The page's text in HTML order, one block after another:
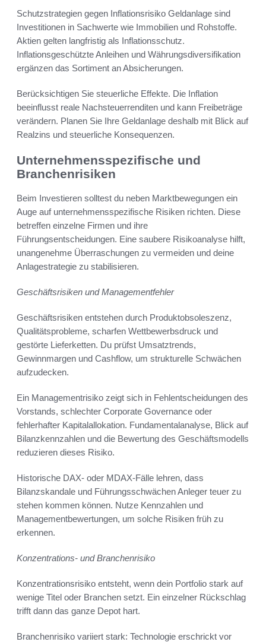
Schutzstrategien gegen Inflationsrisiko Geldanlage sind
Investitionen in Sachwerte wie Immobilien und Rohstoffe.
Aktien gelten langfristig als Inflationsschutz.
Inflationsgeschützte Anleihen und Währungsdiversifikation
ergänzen das Sortiment an Absicherungen.
Berücksichtigen Sie steuerliche Effekte. Die Inflation
beeinflusst reale Nachsteuerrenditen und kann Freibeträge
verändern. Planen Sie Ihre Geldanlage deshalb mit Blick auf
Realzins und steuerliche Konsequenzen.
Unternehmensspezifische und
Branchenrisiken
Beim Investieren solltest du neben Marktbewegungen ein
Auge auf unternehmensspezifische Risiken richten. Diese
betreffen einzelne Firmen und ihre
Führungsentscheidungen. Eine saubere Risikoanalyse hilft,
unangenehme Überraschungen zu vermeiden und deine
Anlagestrategie zu stabilisieren.
Geschäftsrisiken und Managementfehler
Geschäftsrisiken entstehen durch Produktobsoleszenz,
Qualitätsprobleme, scharfen Wettbewerbsdruck und
gestörte Lieferketten. Du prüfst Umsatztrends,
Gewinnmargen und Cashflow, um strukturelle Schwächen
aufzudecken.
Ein Managementrisiko zeigt sich in Fehlentscheidungen des
Vorstands, schlechter Corporate Governance oder
fehlerhafter Kapitalallokation. Fundamentalanalyse, Blick auf
Bilanzkennzahlen und die Bewertung des Geschäftsmodells
reduzieren dieses Risiko.
Historische DAX- oder MDAX-Fälle lehren, dass
Bilanzskandale und Führungsschwächen Anleger teuer zu
stehen kommen können. Nutze Kennzahlen und
Managementbewertungen, um solche Risiken früh zu
erkennen.
Konzentrations- und Branchenrisiko
Konzentrationsrisiko entsteht, wenn dein Portfolio stark auf
wenige Titel oder Branchen setzt. Ein einzelner Rückschlag
trifft dann das ganze Depot hart.
Branchenrisiko variiert stark: Technologie erschrickt vor